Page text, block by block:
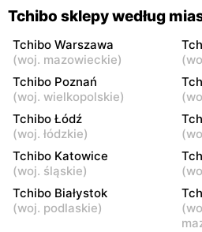
Tchibo
Kraków al. Gen. Tadeusza
Bora-Komorowskiego 41
Tchibo
Czeladź, ul. Będzińska 80
Tchibo
Kraków, ul. Pawia 5
Tchibo
Kraków, ul. Zakopiańska 62
107
Tchibo sklepy według
Tchibo Warszawa
(woj. mazowieckie)
(
Tchibo Poznań
(woj. wielkopolskie)
(
Tchibo Łódź
(woj. łódzkie)
(
Tchibo Katowice
(woj. śląskie)
(
Tchibo Białystok
(woj. podlaskie)
(